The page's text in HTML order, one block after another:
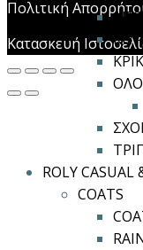
ROLY CASUAL
COATS
Πολιτική
Κατασκευή